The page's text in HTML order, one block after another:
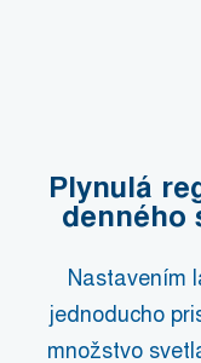
Plynulá
denného
Nastavením
jednoducho
množstvo